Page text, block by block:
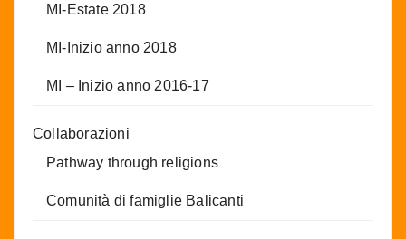
MI-Estate 2018
MI-Inizio anno 2018
MI – Inizio anno 2016-17
Collaborazioni
Pathway through religions
Comunità di famiglie Balicanti